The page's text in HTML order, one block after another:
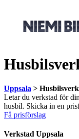
Uppsala >
Letar du verkstad för
husbil. Skicka in en
Få prisförslag
Verkstad Uppsala